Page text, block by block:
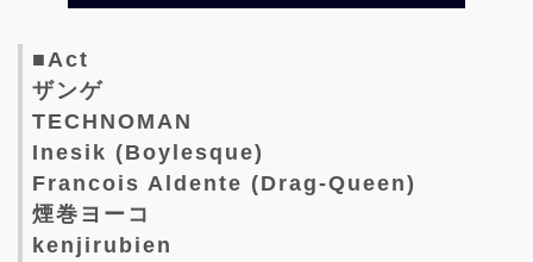
■Act
ザンゲ
TECHNOMAN
Inesik (Boylesque)
Francois Aldente (Drag-Queen)
煙巻ヨーコ
kenjirubien